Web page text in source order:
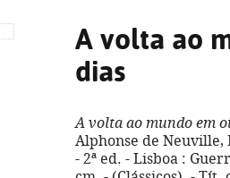
A volta ao
dias
A volta ao mundo em
Alphonse de Neuville,
- 2ª ed. - Lisboa :